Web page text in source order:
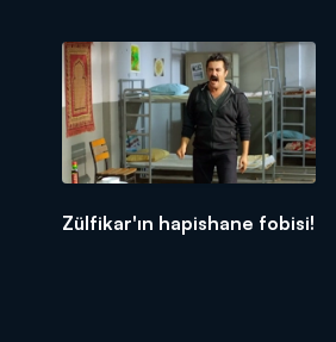
Zülfikar'ın hapishane fobisi!